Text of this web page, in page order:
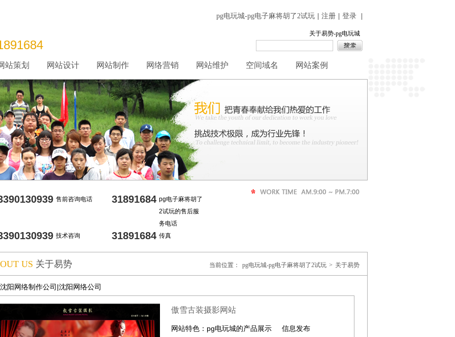
pg电玩城-pg电子麻将胡了2试玩 注册 登录
关于易势-pg电玩城
站策划 网站设计 网站制作 网络营销 网站维护 空间域名 网站案例
售前咨询电话 31891684 pg电子麻将胡了
2试玩的售后服
务电话
技术咨询 31891684 传真
US 关于易势 当前位置： pg电玩城-pg电子麻将胡了2试玩 > 关于易势
沈阳网络制作公司|沈阳网络公司
傲雪古装摄影网站
网站特色： pg电玩城的产品展示
信息发布